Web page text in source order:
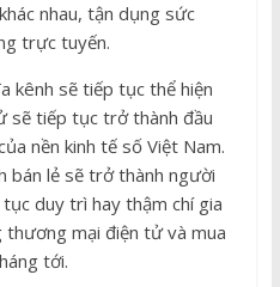
nhau, tận dụng sức
trực tuyến.
kênh sẽ tiếp tục thể hiện
sẽ tiếp tục trở thành đầu
nền kinh tế số Việt Nam.
bán lẻ sẽ trở thành người
duy trì hay thậm chí gia
mại điện tử và mua
tới.